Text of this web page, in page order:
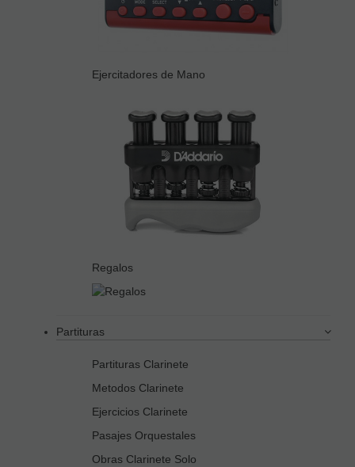
Ejercitadores de Mano
Regalos
Partituras
Partituras Clarinete
Metodos Clarinete
Ejercicios Clarinete
Pasajes Orquestales
Obras Clarinete Solo